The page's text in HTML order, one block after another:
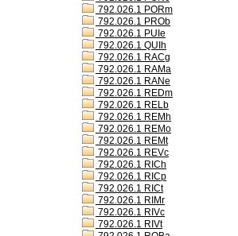
792.026.1 PORm
792.026.1 PROb
792.026.1 PUIe
792.026.1 QUIh
792.026.1 RACg
792.026.1 RAMa
792.026.1 RANe
792.026.1 REDm
792.026.1 RELb
792.026.1 REMh
792.026.1 REMo
792.026.1 REMt
792.026.1 REVc
792.026.1 RICh
792.026.1 RICp
792.026.1 RICt
792.026.1 RIMr
792.026.1 RIVc
792.026.1 RIVt